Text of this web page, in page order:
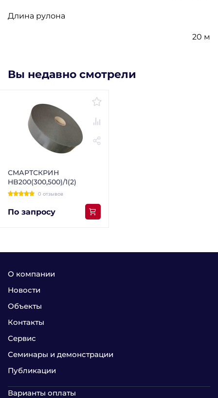
Длина рулона
20 м
Вы недавно смотрели
СМАРТСКРИН
HB200(300,500)/1(2)
0 отзывов
По запросу
О компании
Новости
Объекты
Контакты
Сервис
Семинары и демонстрации
Публикации
Варианты оплаты